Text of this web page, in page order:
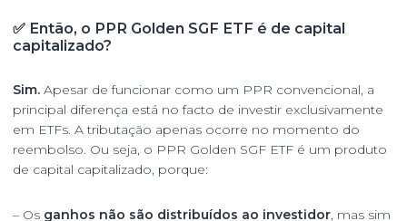
✅ Então, o PPR Golden SGF ETF é de capital
capitalizado?
Sim. Apesar de funcionar como um PPR convencional, a
principal diferença está no facto de investir exclusivamente
em ETFs. A tributação apenas ocorre no momento do
reembolso. Ou seja, o PPR Golden SGF ETF é um produto
de capital capitalizado, porque:
– Os ganhos não são distribuídos ao investidor , mas sim